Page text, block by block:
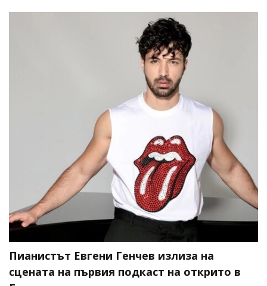
Пианистът Евгени Генчев излиза на
сцената на първия подкаст на открито в